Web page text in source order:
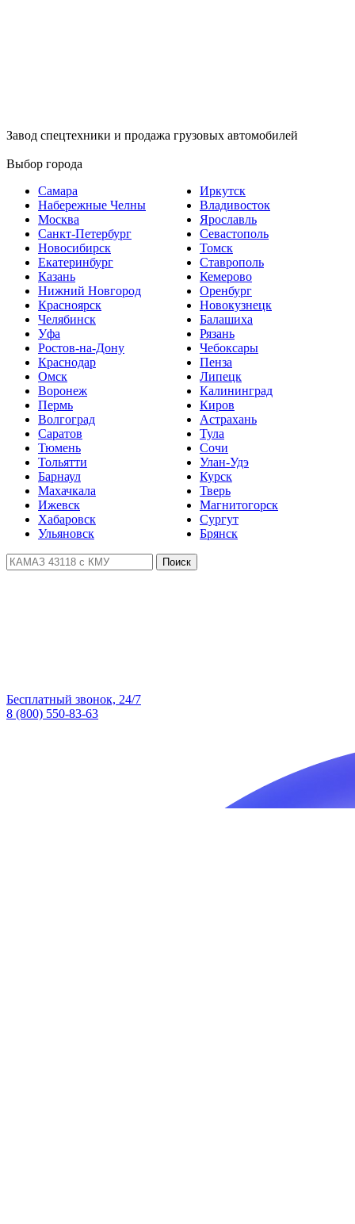
Завод спецтехники и продажа грузовых автомобилей
Выбор города
Самара
Набережные Челны
Москва
Санкт-Петербург
Новосибирск
Екатеринбург
Казань
Нижний Новгород
Красноярск
Челябинск
Уфа
Ростов-на-Дону
Краснодар
Омск
Воронеж
Пермь
Волгоград
Саратов
Тюмень
Тольятти
Барнаул
Махачкала
Ижевск
Хабаровск
Ульяновск
Иркутск
Владивосток
Ярославль
Севастополь
Томск
Ставрополь
Кемерово
Оренбург
Новокузнецк
Балашиха
Рязань
Чебоксары
Пенза
Липецк
Калининград
Киров
Астрахань
Тула
Сочи
Улан-Удэ
Курск
Тверь
Магнитогорск
Сургут
Брянск
Поиск
Бесплатный звонок, 24/7
8 (800) 550-83-63